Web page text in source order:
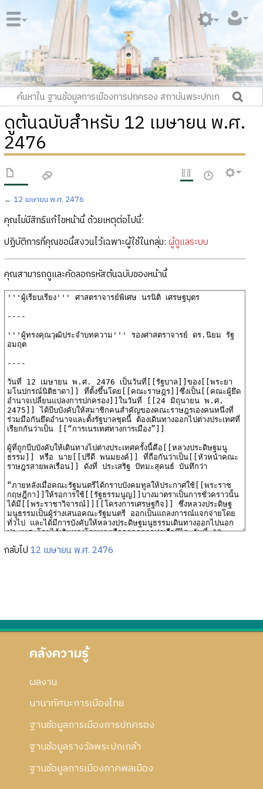
ดูต้นฉบับสำหรับ 12 เมษายน พ.ศ.
2476
← 12 เมษายน พ.ศ. 2476
คุณไม่มีสิทธิแก้ไขหน้านี้ ด้วยเหตุต่อไปนี้:
ปฏิบัติการที่คุณขอนี้สงวนไว้เฉพาะผู้ใช้ในกลุ่ม: ผู้ดูแลระบบ
คุณสามารถดูและคัดลอกรหัสต้นฉบับของหน้านี้
กลับไป 12 เมษายน พ.ศ. 2476
คลังความรู้
ผลงาน
นานาทัศนะการเมืองไทย
ฐานข้อมูลการเมืองการปกครอง
ฐานข้อมูลรางวัลพระปกเกล้า
ฐานข้อมูลการเมืองภาคพลเมือง